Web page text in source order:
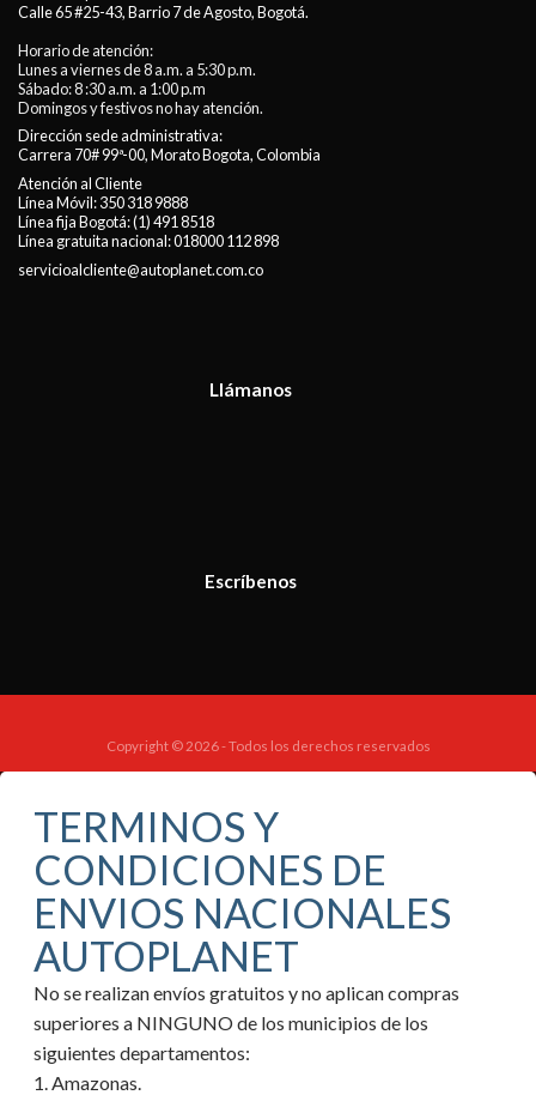
Calle 65 #25-43, Barrio 7 de Agosto, Bogotá.
Horario de atención:
Lunes a viernes de 8 a.m. a 5:30 p.m.
Sábado: 8 :30 a.m. a 1:00 p.m
Domingos y festivos no hay atención.
Dirección sede administrativa:
Carrera 70# 99ª-00, Morato Bogota, Colombia
Atención al Cliente
Línea Móvil:350 318 9888
Línea fija Bogotá:(1) 491 8518
Línea gratuita nacional:018000 112 898
servicioalcliente@autoplanet.com.co
Llámanos
Escríbenos
Copyright © 2026 - Todos los derechos reservados
TERMINOS Y
CONDICIONES DE
ENVIOS NACIONALES
AUTOPLANET
No se realizan envíos gratuitos y no aplican compras
superiores a NINGUNO de los municipios de los
siguientes departamentos:
1. Amazonas.